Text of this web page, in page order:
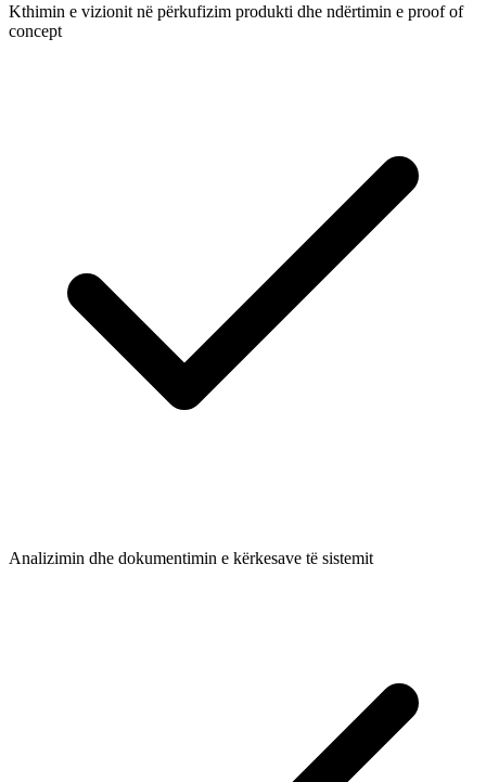
Kthimin e vizionit në përkufizim produkti dhe ndërtimin e proof of
concept
Analizimin dhe dokumentimin e kërkesave të sistemit